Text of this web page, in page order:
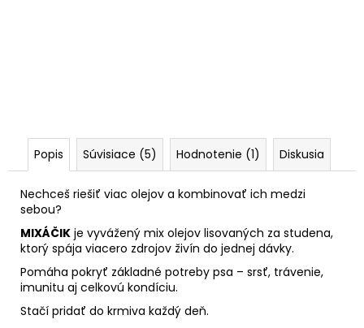
Popis Súvisiace (5) Hodnotenie (1) Diskusia
Nechceš riešiť viac olejov a kombinovať ich medzi
sebou?
MIXÁČIK je vyvážený mix olejov lisovaných za studena,
ktorý spája viacero zdrojov živín do jednej dávky.
Pomáha pokryť základné potreby psa – srsť, trávenie,
imunitu aj celkovú kondíciu.
Stačí pridať do krmiva každý deň.